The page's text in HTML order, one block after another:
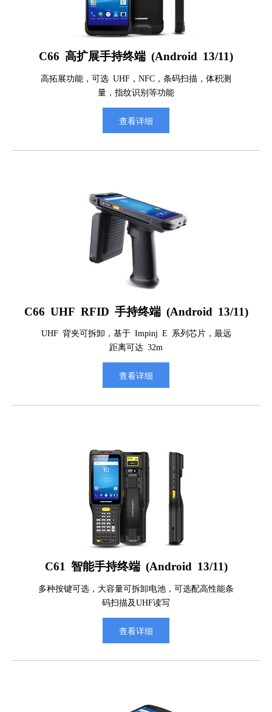
C66 高扩展手持终端 (Android 13/11)
高拓展功能，可选 UHF，NFC，条码扫描，体积测
量，指纹识别等功能
查看详细
C66 UHF RFID 手持终端 (Android 13/11)
UHF 背夹可拆卸，基于 Impinj E 系列芯片，最远
距离可达 32m
查看详细
C61 智能手持终端 (Android 13/11)
多种按键可选，大容量可拆卸电池，可选配高性能条
码扫描及UHF读写
查看详细